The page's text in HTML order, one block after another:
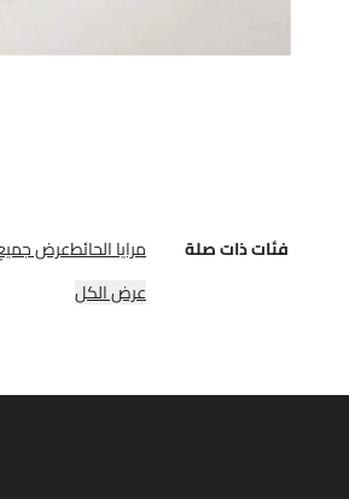
فئات ذات صلة مرايا الحائطعرض
عرض الكل